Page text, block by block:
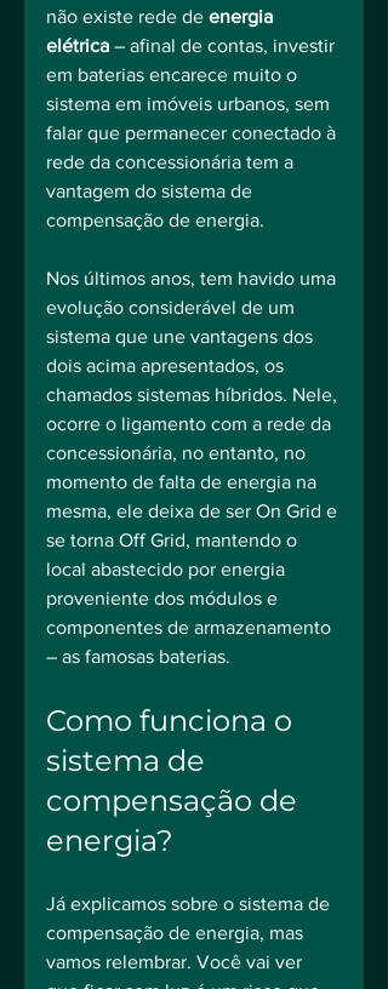
não existe rede de energia
elétrica – afinal de contas, investir
em baterias encarece muito o
sistema em imóveis urbanos, sem
falar que permanecer conectado à
rede da concessionária tem a
vantagem do sistema de
compensação de energia.
Nos últimos anos, tem havido uma
evolução considerável de um
sistema que une vantagens dos
dois acima apresentados, os
chamados sistemas híbridos. Nele,
ocorre o ligamento com a rede da
concessionária, no entanto, no
momento de falta de energia na
mesma, ele deixa de ser On Grid e
se torna Off Grid, mantendo o
local abastecido por energia
proveniente dos módulos e
componentes de armazenamento
– as famosas baterias.
Como funciona o
sistema de
compensação de
energia?
Já explicamos sobre o sistema de
compensação de energia, mas
vamos relembrar. Você vai ver